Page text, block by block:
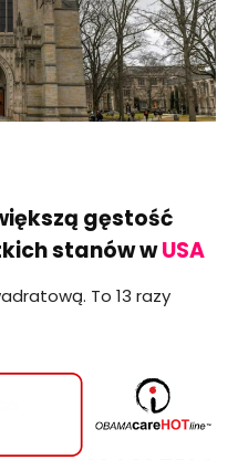
gęstość
stanów wUSA
To 13 razy